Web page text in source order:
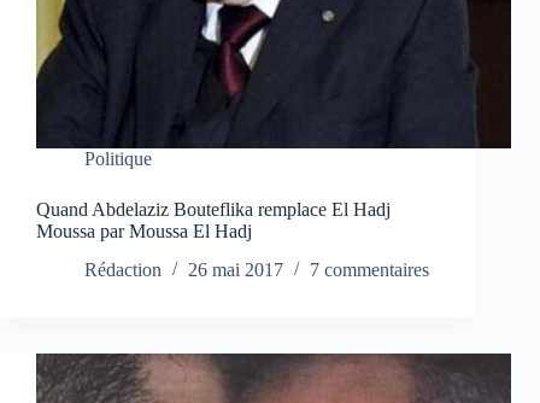
Politique
Quand Abdelaziz Bouteflika remplace El Hadj
Moussa par Moussa El Hadj
Rédaction
26 mai 2017 7 commentaires